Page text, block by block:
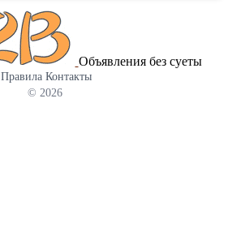
Объявления без суеты
Правила Контакты
© 2026